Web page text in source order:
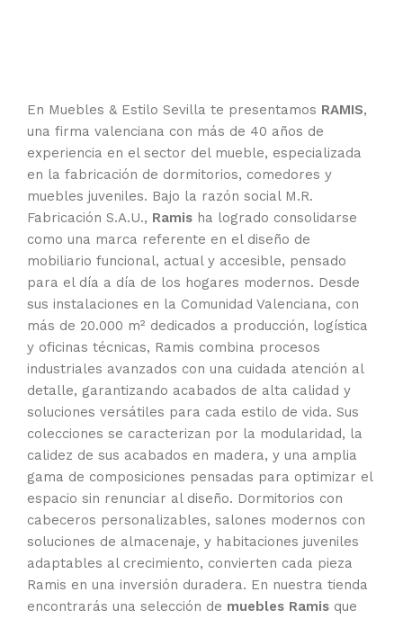
En Muebles & Estilo Sevilla te presentamos RAMIS,
una firma valenciana con más de 40 años de
experiencia en el sector del mueble, especializada
en la fabricación de dormitorios, comedores y
muebles juveniles. Bajo la razón social M.R.
Fabricación S.A.U., Ramis ha logrado consolidarse
como una marca referente en el diseño de
mobiliario funcional, actual y accesible, pensado
para el día a día de los hogares modernos. Desde
sus instalaciones en la Comunidad Valenciana, con
más de 20.000 m² dedicados a producción, logística
y oficinas técnicas, Ramis combina procesos
industriales avanzados con una cuidada atención al
detalle, garantizando acabados de alta calidad y
soluciones versátiles para cada estilo de vida. Sus
colecciones se caracterizan por la modularidad, la
calidez de sus acabados en madera, y una amplia
gama de composiciones pensadas para optimizar el
espacio sin renunciar al diseño. Dormitorios con
cabeceros personalizables, salones modernos con
soluciones de almacenaje, y habitaciones juveniles
adaptables al crecimiento, convierten cada pieza
Ramis en una inversión duradera. En nuestra tienda
encontrarás una selección de muebles Ramis que